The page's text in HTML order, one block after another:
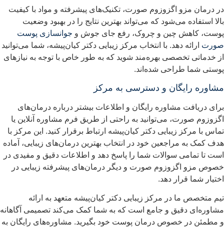
درمان مزو اگزوزوم صورت، تکنیک‌های پیشرفته و مواد با کیفیت
استفاده می‌شود که می‌تواند بهترین نتایج را در بهبود وضعیت
کاهش چین و چروک، رفع جای جوش و جوانسازی پوست
ارائه دهد. با انتخاب مرکز زیبایی دکتر کیان‌پیشه، شما می‌توانید
خدماتی تخصصی بهره‌مند شوید که به طور خاص با توجه به نیازهای
شما طراحی شده‌اند.
رایگان و دسترسی به مرکز
دریافت مشاوره رایگان و اطلاعات بیشتر درباره درمان‌های
صورت، می‌توانید به راحتی از طریق فرم مشاوره آنلاین یا
با مرکز زیبایی دکتر کیان‌پیشه ارتباط برقرار کنید. این مرکز با
کمک به مراجعین خود در انتخاب بهترین درمان‌های زیبایی، آماده
تا تمامی سوالات شما را پاسخ دهد و اطلاعات دقیق و مفیدی در
مزو اگزوزوم صورت و دیگر درمان‌های پیشرفته زیبایی در
شما قرار دهد.
متخصص ما در مرکز زیبایی دکتر کیان‌پیشه متعهد به ارائه
دقیق و جامع است که به شما کمک می‌کند تصمیمی آگاهانه
مطمئن در خصوص درمان پوست خود بگیرید. مشاوره‌های رایگان به